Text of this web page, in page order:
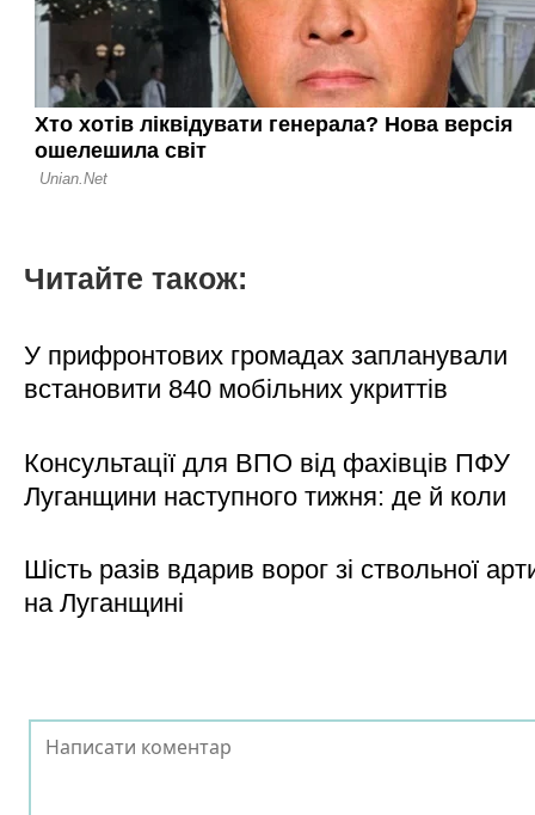
Читайте також:
У прифронтових громадах запланували
встановити 840 мобільних укриттів
Консультації для ВПО від фахівців ПФУ
Луганщини наступного тижня: де й коли
Шість разів вдарив ворог зі ствольної
на Луганщині